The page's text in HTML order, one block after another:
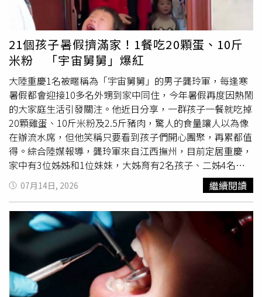
句：「繼續堅持。」隨後再走進健身房完成當天訓練。美國
國家衛生研究院（NIH）彙整研究指出，若每天維持約500
大卡的熱量赤字，每週約可減重0.2至0.9公斤；而美國哈佛
大學（Harvard University）研究也指出，阻力訓練不僅能
增加肌肉量，也能提升身體靜態代謝率，使人體即使休息時
仍可消耗更多熱量。黎黃龍的努力很快獲得回報，短短6個
月便成功減去40公斤，體重從105公斤降至65公斤。隨著體
重下降，他的高血壓、高血脂恢復正常，膝蓋疼痛完全消
失，過去緊繃的衣服變得寬鬆，臉部輪廓也愈發明顯，就連
爬樓梯都不再氣喘吁吁。成功瘦身後，黎黃龍投入健身產
業，成為一名健身教練，並透過社群平台分享自己的減重歷
程，吸引不少網友關注，也鼓勵許多人開始改變生活方式。
他的母親更常自豪地向鄰居分享兒子的蛻變故事。如今的黎
黃龍雖然仍是單身，但他坦言，感情早已不是人生最重要的
目標。「我最大的勝利，不是減掉40公斤。」他說，「真正
的勝利，是戰勝過去那個自卑、想放棄的自己。」他認為，
這38公斤（應為40公斤）的改變，不只是體重計上的數
字，而是一段靠著紀律、毅力與永不放棄，一步步走出來的
人生旅程。
入池內清理或作業，可能在短時間內因吸入高濃度硫化氫而
昏迷，甚至危及生命。硫化氫中毒之所以危險，在於其不僅
影響呼吸系統，也會干擾人體細胞利用氧氣的能力，使重要
器官迅速缺氧，其中大腦對缺氧最為敏感。即使部分中毒者
經搶救恢復意識，也可能留下神經系統損傷等後遺症。安全
專家表示，密閉空間作業必須遵守嚴格防護措施。進入醃製
池、地窖、井等場所前，應先充分通風，必要時使用專業氣
體檢測設備確認環境安全；作業過程中應有人在外監護，並
配備安全繩等救援設備，避免發生連環中毒事故。此外，一
旦發現有人在密閉空間內暈倒，旁人切勿未經防護立即下池
救人。過往多起事故中，救援者因吸入毒氣而相繼倒下，造
成更大傷亡。非專業人員應優先報警求助，並在安全範圍內
採取救援措施。醃菜、釀造、養殖、漚肥等傳統農副業生產
看似平常，但隨著大型化、密閉化生產方式增加，相關安全
風險也隨之提高。業內人士提醒，從業人員應提高密閉空間
安全意識，完善通風、檢測與防護措施，避免類似悲劇再次
發生。
21個孩子暑假擠滿家！1餐吃20顆蛋、10斤
米粉 「宇宙舅舅」爆紅
大陸重慶1名被暱稱為「宇宙舅舅」的男子龔玲軍，每逢寒
暑假都會迎接10多名外甥到家中同住，今年暑假再度因熱鬧
的大家庭生活引發關注。他近日分享，一群孩子一餐就吃掉
20顆雞蛋、10斤米粉及2.5斤豬肉，驚人的食量讓人以為像
在辦流水席，但他笑稱只要看到孩子們開心團聚，再累都值
得。綜合陸媒報導，龔玲軍來自江西撫州，目前定居重慶，
家中有3位姊姊和1位妹妹，大姊育有2名孩子、二姊4名、
三姊6名、妹妹3名，共有16名外甥、外甥女。今年暑假再
加上重外甥及自己的2個孩子，家中最多同時有21名孩子一
為「宇宙舅舅」。他表示，孩子們每逢寒暑假都會主動到家
裡報到，最大的外甥已經出社會工作，最小的仍是小學生，
甚至已經結婚的外甥、外甥女也喜歡回來相聚。雖然每天都
忙得團團轉，1週就要吃掉近半頭豬，1天消耗約8斤白米、
1頓要30顆雞蛋，24瓶裝飲料1天還能喝掉2箱，但看著大家
一起吃飯、玩樂、聊天，心裡總覺得特別踏實。龔玲軍坦
07月14日, 2026 繼續閱讀